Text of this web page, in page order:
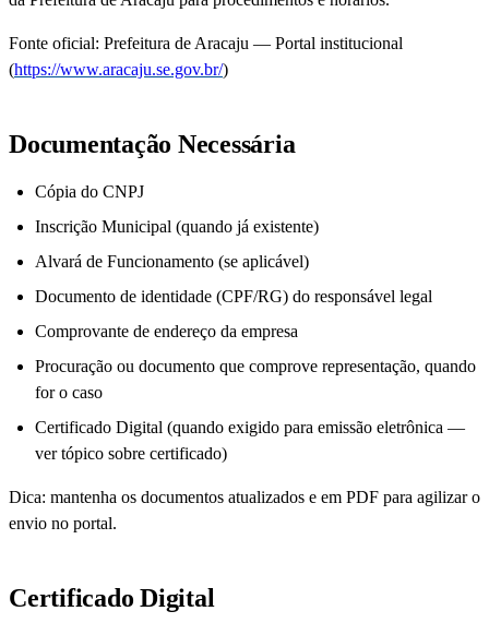
Fonte oficial: Prefeitura de Aracaju — Portal institucional
(https://www.aracaju.se.gov.br/)
Documentação Necessária
Cópia do CNPJ
Inscrição Municipal (quando já existente)
Alvará de Funcionamento (se aplicável)
Documento de identidade (CPF/RG) do responsável legal
Comprovante de endereço da empresa
Procuração ou documento que comprove representação, quando
for o caso
Certificado Digital (quando exigido para emissão eletrônica —
ver tópico sobre certificado)
Dica: mantenha os documentos atualizados e em PDF para agilizar o
envio no portal.
Certificado Digital